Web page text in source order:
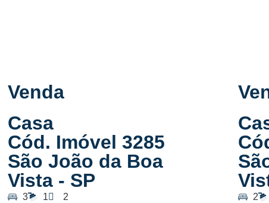
Venda
Casa
Cód. Imóvel 3285
São João da Boa
Vista - SP
3 1 2 2